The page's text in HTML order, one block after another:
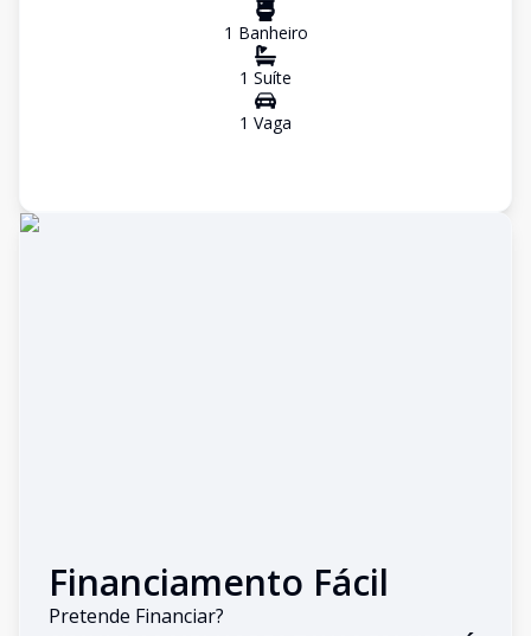
1 Banheiro
1 Suíte
1 Vaga
Financiamento Fácil
Pretende Financiar?